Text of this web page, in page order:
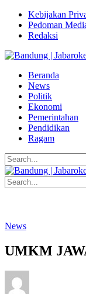
Kebijakan
Pedoman
Redaksi
Beranda
News
Politik
Ekonomi
Pemerintahan
Pendidikan
Ragam
News
UMKM